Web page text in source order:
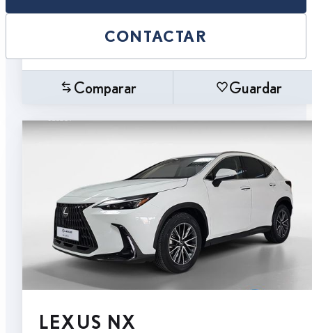
CONTACTAR
Comparar Guardar
LEXUS NX